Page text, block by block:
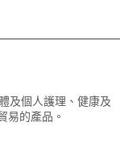
及個人護理、健康及
易的產品。